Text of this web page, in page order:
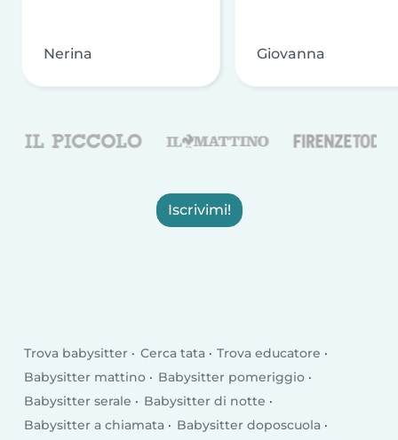
Nerina Giovanna
Iscrivimi!
Trova babysitter Cerca tata
Trova educatore
Babysitter mattino
Babysitter pomeriggio
Babysitter serale
Babysitter di notte
Babysitter a chiamata
Babysitter doposcuola